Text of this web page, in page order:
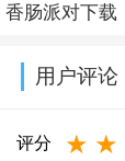
v1.26.32.2
香肠派对下载
用户评论
评分 ★ ★